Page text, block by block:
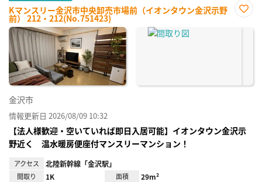
Kマンスリー金沢市中央卸売市場前（イオンタウン金沢示野
前） 212・212(No.751423)
に入
金沢市
情報更新日 2026/08/09 10:32
【法人様歓迎・空いていれば即日入居可能】イオンタウン金沢示
野近く 温水暖房便座付マンスリーマンション！
アクセス 北陸新幹線「金沢駅」
間取り 1K 面積 29m²